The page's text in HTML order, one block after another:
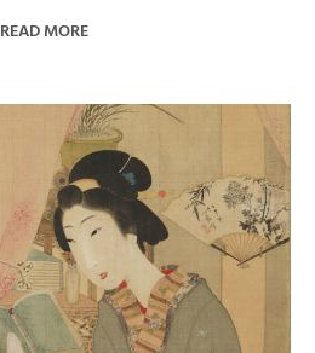
READ MORE